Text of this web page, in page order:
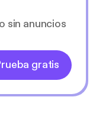
sin anuncios
gratis